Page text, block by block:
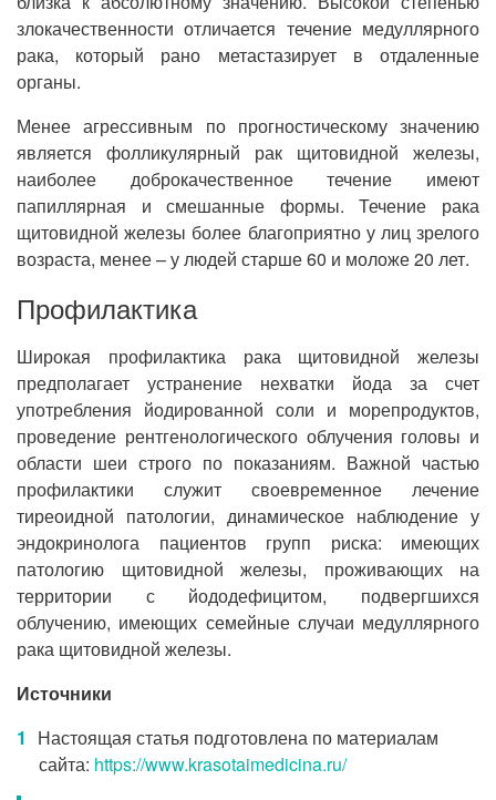
злокачественности отличается течение медуллярного
рака, который рано метастазирует в отдаленные
органы.
Менее агрессивным по прогностическому значению
является фолликулярный рак щитовидной железы,
наиболее доброкачественное течение имеют
папиллярная и смешанные формы. Течение рака
щитовидной железы более благоприятно у лиц зрелого
возраста, менее – у людей старше 60 и моложе 20 лет.
Профилактика
Широкая профилактика рака щитовидной железы
предполагает устранение нехватки йода за счет
употребления йодированной соли и морепродуктов,
проведение рентгенологического облучения головы и
области шеи строго по показаниям. Важной частью
профилактики служит своевременное лечение
тиреоидной патологии, динамическое наблюдение у
эндокринолога пациентов групп риска: имеющих
патологию щитовидной железы, проживающих на
территории с йододефицитом, подвергшихся
облучению, имеющих семейные случаи медуллярного
рака щитовидной железы.
Источники
Настоящая статья подготовлена по материалам
сайта: https://www.krasotaimedicina.ru/